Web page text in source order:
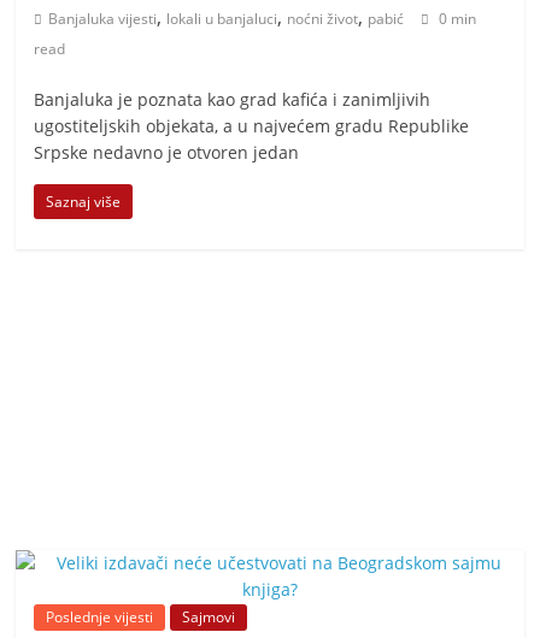
Banjaluka vijesti, lokali u banjaluci, noćni život, pabić
0 min
read
Banjaluka je poznata kao grad kafića i zanimljivih
ugostiteljskih objekata, a u najvećem gradu Republike
Srpske nedavno je otvoren jedan
Saznaj više
Poslednje vijesti Sajmovi